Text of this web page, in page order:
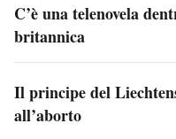
C’è una telenovela
britannica
Il principe del
all’aborto